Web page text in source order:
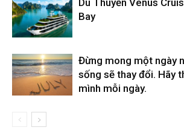
Bay
Đừng mong một ngày
sống sẽ thay đổi. Hãy
mình mỗi ngày.